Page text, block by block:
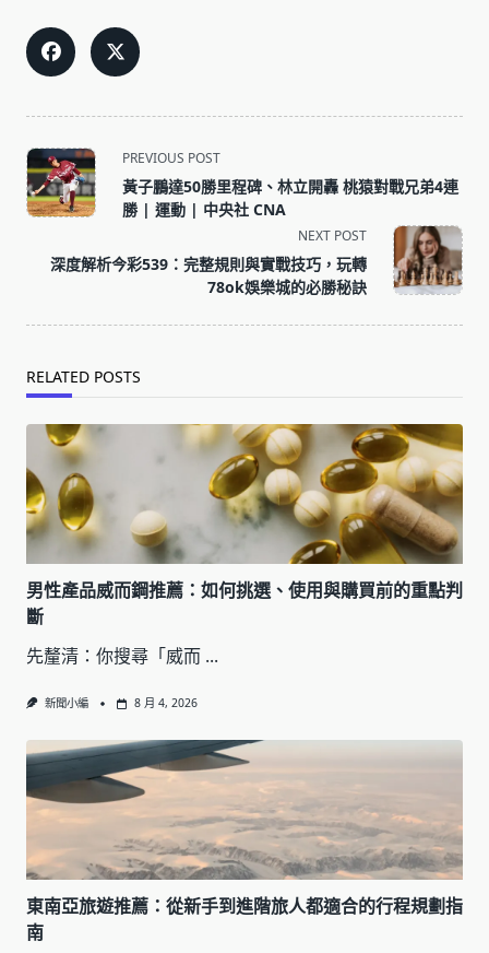
<span
class="nav-
subtitle
reader-
PREVIOUS POST
黃子鵬達50勝里程碑、林立開轟 桃猿對戰兄弟4連
勝 | 運動 | 中央社 CNA
NEXT POST
深度解析今彩539：完整規則與實戰技巧，玩轉
78ok娛樂城的必勝秘訣
RELATED POSTS
男性產品威而鋼推薦：如何挑選、使用與購買前的重點判
斷
先釐清：你搜尋「威而 ...
新聞小編 8 月 4, 2026
東南亞旅遊推薦：從新手到進階旅人都適合的行程規劃指
南